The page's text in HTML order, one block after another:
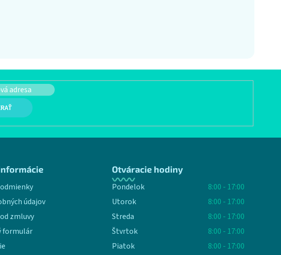
PRIHLÁSIŤ SA
údajov
zmluvy
formulár
Otváracie hodiny
Pondelok
8:00 - 17:00
Utorok
8:00 - 17:00
Streda
8:00 - 17:00
Štvrtok
8:00 - 17:00
Piatok
8:00 - 17:00